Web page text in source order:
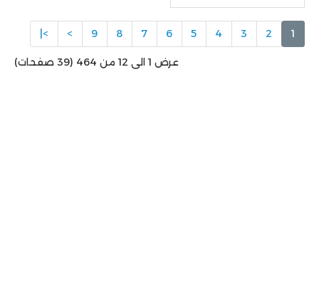
1
2
3
4
5
6
7
8
9
>
>|
عرض 1 الى 12 من 464 (39 صفحات)